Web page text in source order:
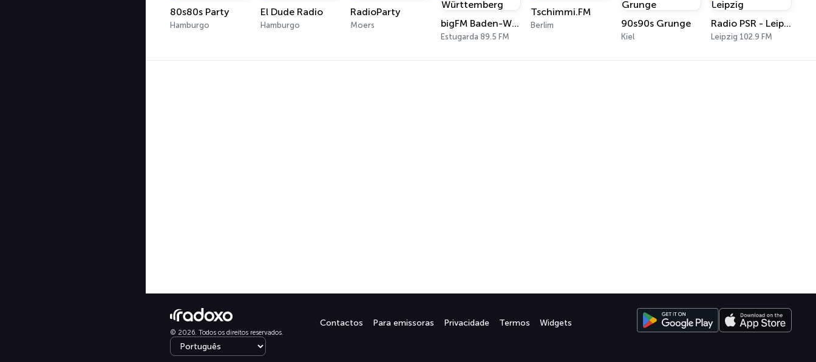
80s80s Party
Hamburgo
El Dude Radio
Hamburgo
RadioParty
Moers bigFM Baden-Württemberg
Estugarda 89.5 FM
Tschimmi.FM
Berlim 90s90s Grunge
Kiel
Radio PSR - Leipzig
Leipzig 102.9 FM
© 2026. Todos os direitos reservados.
Contactos Para emissoras Privacidade Termos Widgets
Select language